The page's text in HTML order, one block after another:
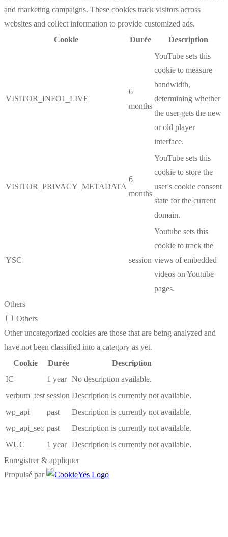
and marketing campaigns. These cookies track visitors across
websites and collect information to provide customized ads.
Cookie
Durée Description
VISITOR_INFO1_LIVE
6
months
YouTube sets this
cookie to measure
bandwidth,
determining whether
the user gets the new
or old player
interface.
VISITOR_PRIVACY_METADATA
6
months
YouTube sets this
cookie to store the
user's cookie consent
state for the current
domain.
YSC session
Youtube sets this
cookie to track the
views of embedded
videos on Youtube
pages.
Others
Others
Other uncategorized cookies are those that are being analyzed and
have not been classified into a category as yet.
Cookie
Durée
Description
IC
1 year No description available.
verbum_test session Description is currently not available.
wp_api
past
Description is currently not available.
wp_api_sec past
Description is currently not available.
WUC
1 year Description is currently not available.
Enregistrer & appliquer
Propulsé par